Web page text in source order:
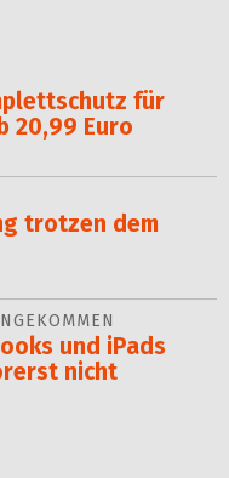
für
20,99 Euro
trotzen dem
und iPads
nicht